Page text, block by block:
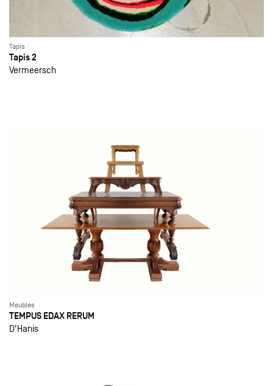
Tapis
Tapis 2
Vermeersch
Meubles
TEMPUS EDAX RERUM
D'Hanis